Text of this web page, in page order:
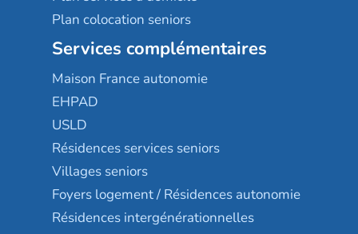
Plan colocation seniors
Services complémentaires
Maison France autonomie
EHPAD
USLD
Résidences services seniors
Villages seniors
Foyers logement / Résidences autonomie
Résidences intergénérationnelles